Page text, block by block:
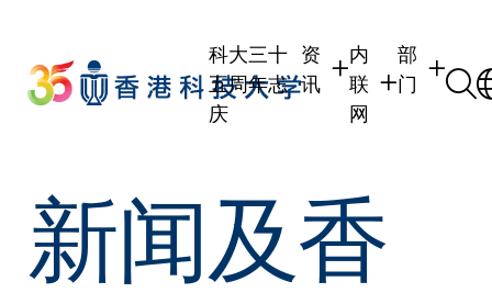
main
content
科大三十
五周年志
庆
资
讯
校友
传媒
公众
内
联
网
校友内联网
部
门
新闻及香